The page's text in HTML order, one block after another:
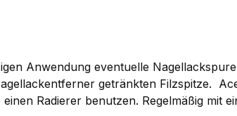
Anwendung eventuelle
getränkten Filzspitze.
Radierer benutzen. Regelmäßig mit